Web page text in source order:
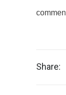
Share: